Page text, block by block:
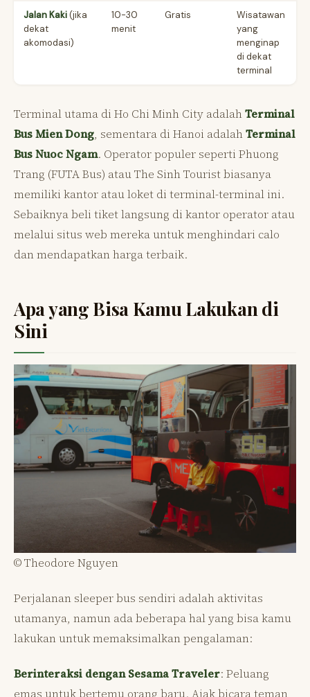
Jalan Kaki(jika
dekat
akomodasi)
10-30
menit
Gratis
Wisatawan
yang
menginap
di dekat
terminal
Terminal utama di Ho Chi Minh City adalahTerminal
Bus Mien Dong, sementara di Hanoi adalahTerminal
Bus Nuoc Ngam. Operator populer seperti Phuong
Trang (FUTA Bus) atau The Sinh Tourist biasanya
memiliki kantor atau loket di terminal-terminal ini.
Sebaiknya beli tiket langsung di kantor operator atau
melalui situs web mereka untuk menghindari calo
dan mendapatkan harga terbaik.
Apa yang Bisa Kamu Lakukan di
Sini
© Theodore Nguyen
Perjalanan sleeper bus sendiri adalah aktivitas
utamanya, namun ada beberapa hal yang bisa kamu
lakukan untuk memaksimalkan pengalaman:
Berinteraksi dengan Sesama Traveler: Peluang
emas untuk bertemu orang baru. Ajak bicara teman